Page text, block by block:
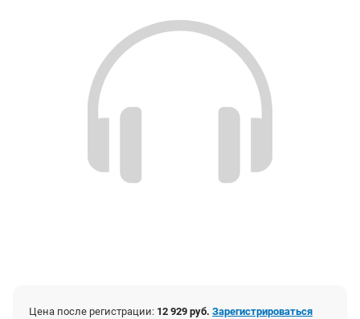
Цена после регистрации: 12 929 руб. Зарегистрироваться